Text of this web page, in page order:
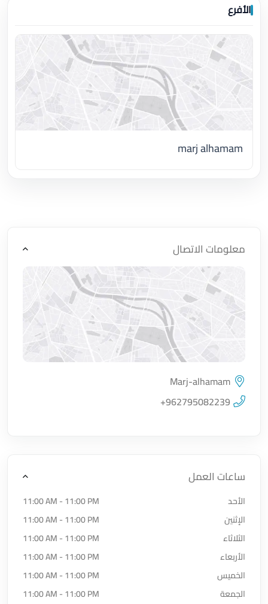
الأفرع
marj alhamam
معلومات الاتصال
اضغط لتحميل الموقع
Marj-alhamam
+962795082239
ساعات العمل
الأحد
11:00 AM - 11:00 PM
الإثنين
11:00 AM - 11:00 PM
الثلاثاء
11:00 AM - 11:00 PM
الأربعاء
11:00 AM - 11:00 PM
الخميس
11:00 AM - 11:00 PM
الجمعة
11:00 AM - 11:00 PM